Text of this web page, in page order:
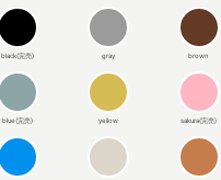
black(完売) gray brown
blue(完売) yellow sakura(完売)